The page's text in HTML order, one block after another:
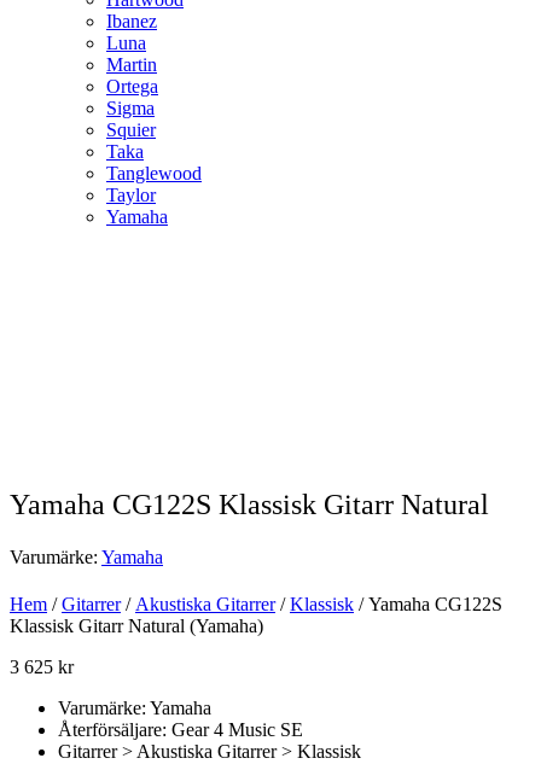
Ibanez
Luna
Martin
Ortega
Sigma
Squier
Taka
Tanglewood
Taylor
Yamaha
Yamaha CG122S Klassisk Gitarr Natural
Varumärke: Yamaha
Hem /Gitarrer/Akustiska Gitarrer/Klassisk / Yamaha CG122S
Klassisk Gitarr Natural (Yamaha)
3 625 kr
Varumärke: Yamaha
Återförsäljare: Gear 4 Music SE
Gitarrer > Akustiska Gitarrer > Klassisk